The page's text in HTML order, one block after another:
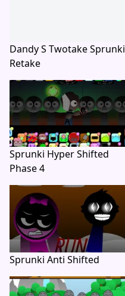
Dandy S Twotake Sprunki
Retake
Sprunki Hyper Shifted
Phase 4
Sprunki Anti Shifted